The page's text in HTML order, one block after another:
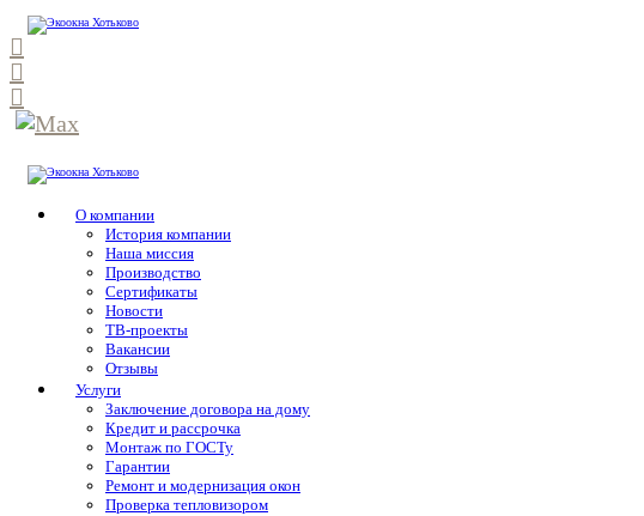
О компании
История компании
Наша миссия
Производство
Сертификаты
Новости
ТВ-проекты
Вакансии
Отзывы
Услуги
Заключение договора на дому
Кредит и рассрочка
Монтаж по ГОСТу
Гарантии
Ремонт и модернизация окон
Проверка тепловизором